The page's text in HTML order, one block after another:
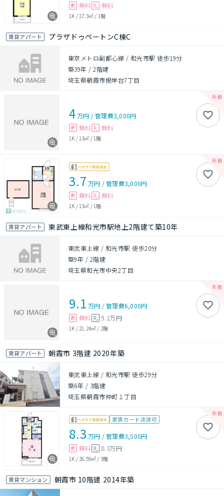
敷 無料 礼 無料
1K /17.3㎡ / 1階
賃貸アパート プラザドゥペートンC棟C
東京メトロ副都心線 / 和光市駅 徒歩19分
築39年 /2階建
埼玉県朝霞市根岸台7丁目
4万円 /管理費3,000円
敷 無料 礼 無料
1K / 13㎡ / 1階
3.7 万円 /管理費3,000円
敷 無料 礼 無料
1K /13㎡ /1階
賃貸アパート 東武東上線和光市駅地上2階建て築10年
東武東上線 / 和光市駅 徒歩20分
築9年 / 2階建
埼玉県和光市中央2丁目
9.1 万円 /管理費6,000円
敷 無料 礼 9.1万円
1K / 21.24㎡ / 2階
賃貸アパート 朝霞市 3階建 2020年築
東武東上線 / 和光市駅 徒歩29分
築6年 / 3階建
埼玉県朝霞市仲町１丁目
家賃カード決済可
8.3 万円 /管理費3,500円
敷 無料 礼 8.3万円
1K /26.59㎡ / 3階
賃貸マンション 朝霞市 10階建 2014年築